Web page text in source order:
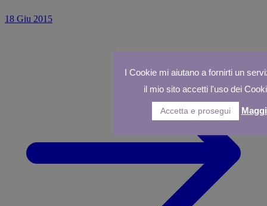
18 Giu 2015
I Cookie mi aiutano a fornirti un
il mio sito accetti l'uso dei
Accetta e prosegui